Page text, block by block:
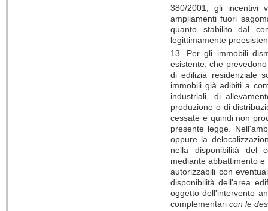
380/2001, gli incentivi
ampliamenti fuori
quanto stabilito dal
legittimamente
13. Per gli immobili
esistente, che
di edilizia residenziale
immobili già adibiti a
industriali, di
produzione o di
cessate e quindi non
presente legge.
oppure la
nella disponibilità del
mediante abbattimento
autorizzabili con
disponibilità dell'area
oggetto dell'intervento
complementari con le